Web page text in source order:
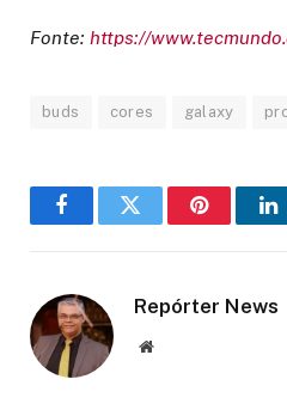
Fonte: https://
buds cores galaxy
FacebookTwitter Pinterest
Repórter News
Website